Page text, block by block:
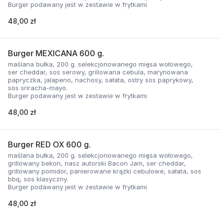
Burger podawany jest w zestawie w frytkami
48,00 zł
Burger MEXICANA 600 g.
maślana bułka, 200 g. selekcjonowanego mięsa wołowego,
ser cheddar, sos serowy, grillowana cebula, marynowana
papryczka, jalapeno, nachosy, sałata, ostry sos paprykowy,
sos sriracha-mayo.
Burger podawany jest w zestawie w frytkami
48,00 zł
Burger RED OX 600 g.
maślana bułka, 200 g. selekcjonowanego mięsa wołowego,
grillowany bekon, nasz autorski Bacon Jam, ser cheddar,
grillowany pomidor, panierowane krążki cebulowe, sałata, sos
bbq, sos klasyczny.
Burger podawany jest w zestawie w frytkami
48,00 zł